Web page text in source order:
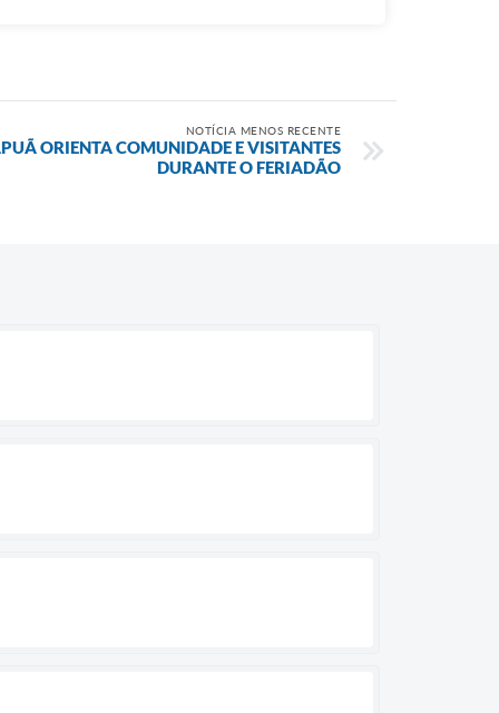
NOTÍCIA MENOS RECENTE
ORIENTA COMUNIDADE E VISITANTES
DURANTE O FERIADÃO